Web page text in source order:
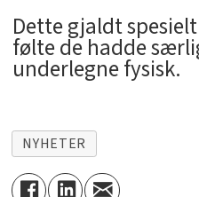
Dette gjaldt
følte de hadde
underlegne fysisk.
NYHETER